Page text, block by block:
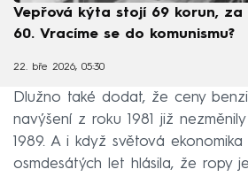
Vepřová kýta stojí 69 korun, za
60. Vracíme se do komunismu?
22. bře 2026, 05:30
Dlužno také dodat, že ceny
navýšení z roku 1981 již
1989. A i když světová
osmdesátých let hlásila, že ropy